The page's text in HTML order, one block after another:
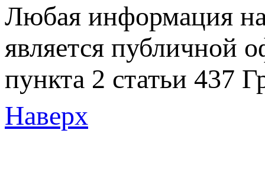
Любая информация на
является публичной
пункта 2 статьи 437
Наверх